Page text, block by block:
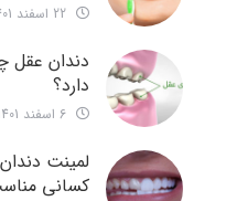
دندان عقل
دارد؟
لمینت
کسانی